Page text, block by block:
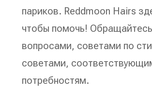
париков. Reddmoon Hairs
чтобы помочь!
вопросами, советами по
советами,
потребностям.